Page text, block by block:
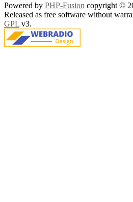
Powered by PHP-Fusion copyright ©
Released as free software without
GPL v3.